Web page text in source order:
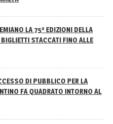
LA 75ª EDIZIONI DELLA
STACCATI FINO ALLE
DI PUBBLICO PER LA
FA QUADRATO INTORNO AL